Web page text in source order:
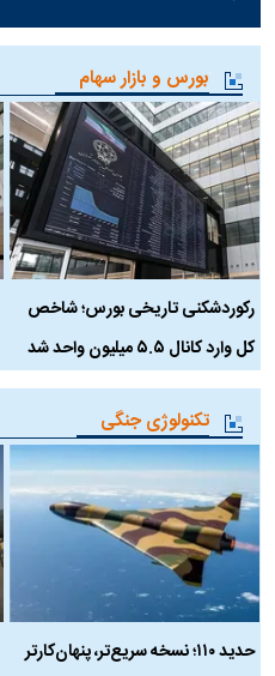
بورس و بازار سهام
رکوردشکنی تاریخی بورس؛ شاخص
کل وارد کانال ۵.۵ میلیون واحد شد
تکنولوژی جنگی
حدید ۱۱۰؛ نسخه سریع‌تر، پنهان‌کارتر